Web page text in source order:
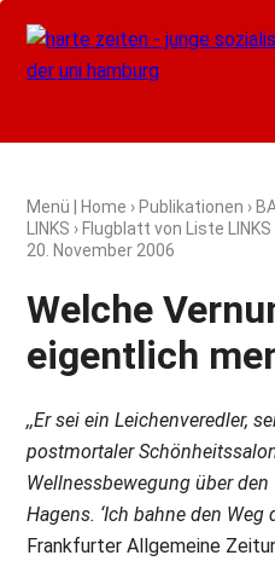
Menü Home › Publikationen ›
LINKS › Flugblatt von Liste
20. November 2006
Welche
eigentlich
,,Er sei ein Leichenveredler,
postmortaler
Wellnessbewegung über
Hagens. ‘Ich bahne den
Frankfurter Allgemeine